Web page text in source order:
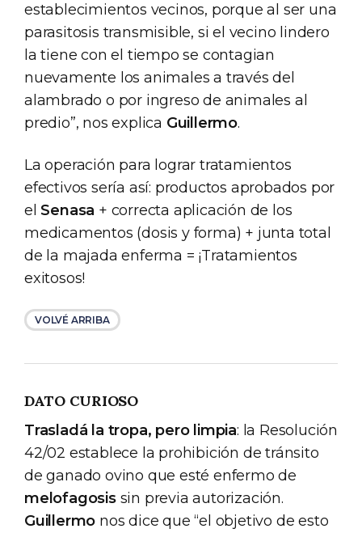
establecimientos vecinos, porque al ser una
parasitosis transmisible, si el vecino lindero
la tiene con el tiempo se contagian
nuevamente los animales a través del
alambrado o por ingreso de animales al
predio”, nos explica Guillermo.
La operación para lograr tratamientos
efectivos sería así: productos aprobados por
elSenasa + correcta aplicación de los
medicamentos (dosis y forma) + junta total
de la majada enferma = ¡Tratamientos
exitosos!
VOLVÉ ARRIBA
DATO CURIOSO
Trasladá la tropa, pero limpia: la Resolución
42/02 establece la prohibición de tránsito
de ganado ovino que esté enfermo de
melofagosissin previa autorización.
Guillermo nos dice que “el objetivo de esto